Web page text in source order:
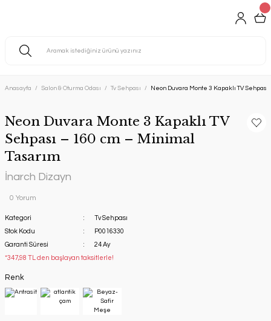
Anasayfa Salon & Oturma Odası Tv Sehpası Neon Duvara Monte 3 Kapaklı TV Sehpası
Neon Duvara Monte 3 Kapaklı TV
Sehpası – 160 cm – Minimal
Tasarım
İnarch Dizayn
0 Yorum
Kategori
Tv Sehpası
Stok Kodu
P0016330
Garanti Süresi
24 Ay
*347,98 TL den başlayan taksitlerle!
Renk